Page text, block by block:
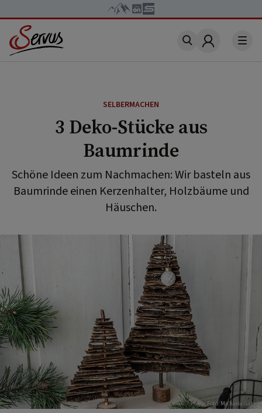
Account
SELBERMACHEN
3 Deko-Stücke aus
Baumrinde
Schöne Ideen zum Nachmachen: Wir basteln aus
Baumrinde einen Kerzenhalter, Holzbäume und
Häuschen.
Foto: Michaela Gabler